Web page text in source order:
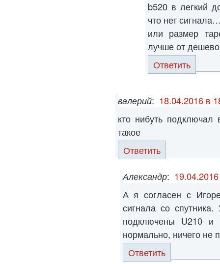
b520 в легкий
что нет
или размер
лучше от
Ответить
валерий: 18.04.2016 в
кто нибуть
такое
Ответить
Александр:
А я согласен с
сигнала со
подключены U210 и
нормально, ничего не
Ответить